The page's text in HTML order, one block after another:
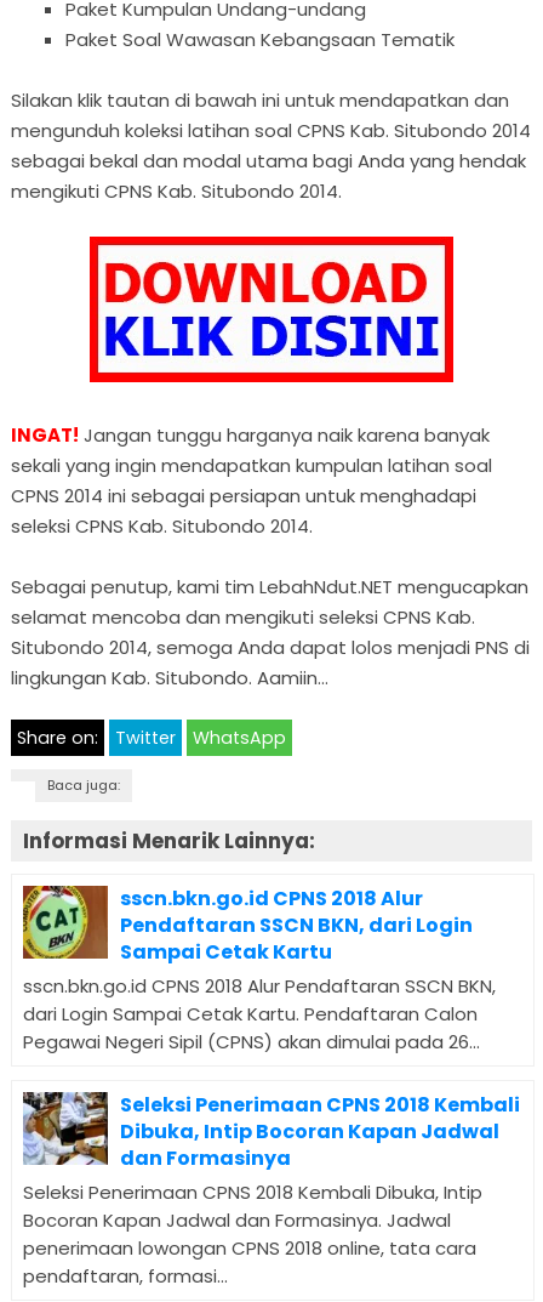
Paket Kumpulan Undang-undang
Paket Soal Wawasan Kebangsaan Tematik
Silakan klik tautan di bawah ini untuk mendapatkan dan
mengunduh koleksi latihan soal CPNS Kab. Situbondo 2014
sebagai bekal dan modal utama bagi Anda yang hendak
mengikuti CPNS Kab. Situbondo 2014.
INGAT! Jangan tunggu harganya naik karena banyak
sekali yang ingin mendapatkan kumpulan latihan soal
CPNS 2014 ini sebagai persiapan untuk menghadapi
seleksi CPNS Kab. Situbondo 2014.
Sebagai penutup, kami tim LebahNdut.NET mengucapkan
selamat mencoba dan mengikuti seleksi CPNS Kab.
Situbondo 2014, semoga Anda dapat lolos menjadi PNS di
lingkungan Kab. Situbondo. Aamiin…
Share on: Twitter WhatsApp
Baca juga:
Informasi Menarik Lainnya:
sscn.bkn.go.id CPNS 2018 Alur
Pendaftaran SSCN BKN, dari Login
Sampai Cetak Kartu
sscn.bkn.go.id CPNS 2018 Alur Pendaftaran SSCN BKN,
dari Login Sampai Cetak Kartu. Pendaftaran Calon
Pegawai Negeri Sipil (CPNS) akan dimulai pada 26...
Seleksi Penerimaan CPNS 2018 Kembali
Dibuka, Intip Bocoran Kapan Jadwal
dan Formasinya
Seleksi Penerimaan CPNS 2018 Kembali Dibuka, Intip
Bocoran Kapan Jadwal dan Formasinya. Jadwal
penerimaan lowongan CPNS 2018 online, tata cara
pendaftaran, formasi...